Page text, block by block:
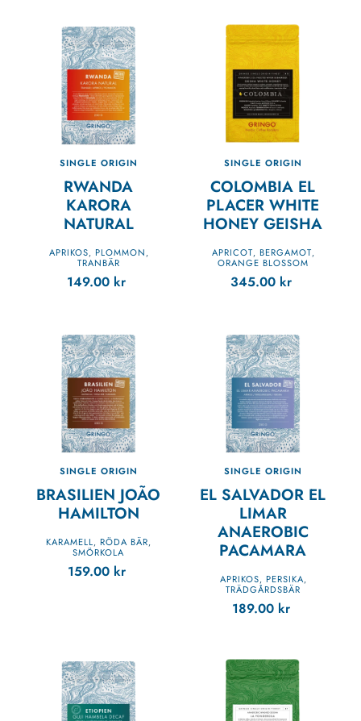
SINGLE ORIGIN
RWANDA
KARORA
NATURAL
APRIKOS, PLOMMON ,
TRANBÄR
149.00 kr
SINGLE ORIGIN
COLOMBIA EL
PLACER WHITE
HONEY GEISHA
APRICOT, BERGAMOT,
ORANGE BLOSSOM
345.00 kr
SINGLE ORIGIN
BRASILIEN JOÃO
HAMILTON
KARAMELL, RÖDA BÄR,
SMÖRKOLA
159.00 kr
SINGLE ORIGIN
EL SALVADOR EL
LIMAR
ANAEROBIC
PACAMARA
APRIKOS, PERSIKA,
TRÄDGÅRDSBÄR
189.00 kr